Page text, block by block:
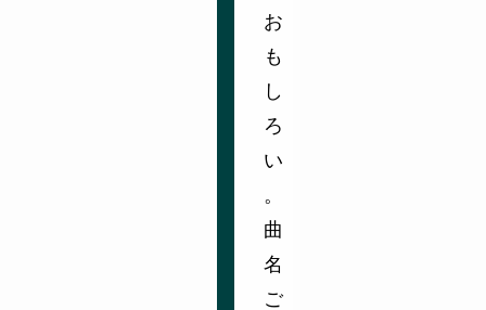
お
も
し
ろ
い
。
曲
名
ご